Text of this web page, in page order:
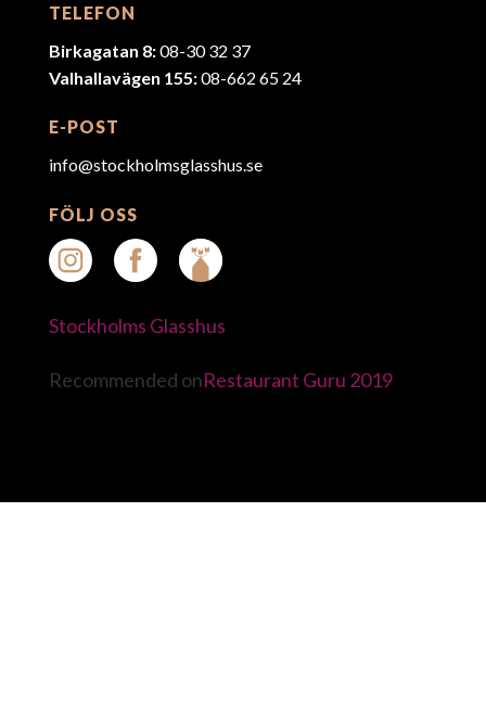
TELEFON
Birkagatan 8:08-30 32 37
Valhallavägen 155:08-662 65 24
E-POST
info@stockholmsglasshus.se
FÖLJ OSS
Stockholms Glasshus
Recommended onRestaurant Guru 2019